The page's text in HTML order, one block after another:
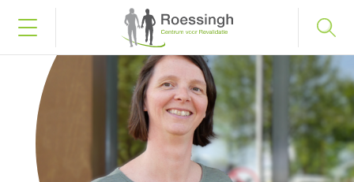
Bel naar 053 487 58 75
Home